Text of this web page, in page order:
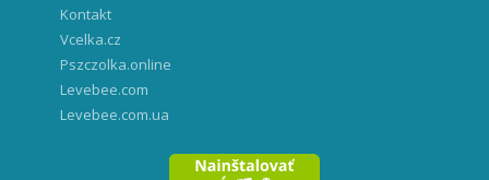
Kontakt
Vcelka.cz
Pszczolka.online
Levebee.com
Levebee.com.ua